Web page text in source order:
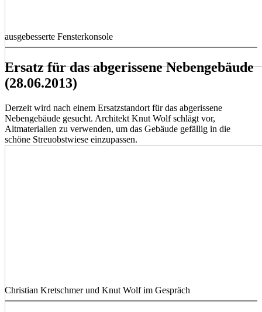
ausgebesserte Fensterkonsole
Ersatz für das abgerissene Nebengebäude
(28.06.2013)
Derzeit wird nach einem Ersatzstandort für das abgerissene
Nebengebäude gesucht. Architekt Knut Wolf schlägt vor,
Altmaterialien zu verwenden, um das Gebäude gefällig in die
schöne Streuobstwiese einzupassen.
Christian Kretschmer und Knut Wolf im Gespräch